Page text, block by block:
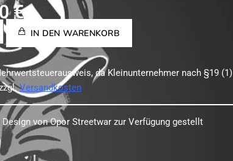
€
IN DEN WARENKORB
da Kleinunternehmer nach §19 (1)
Versandkosten
Design von Opor Streetwar zur Verfügung gestellt